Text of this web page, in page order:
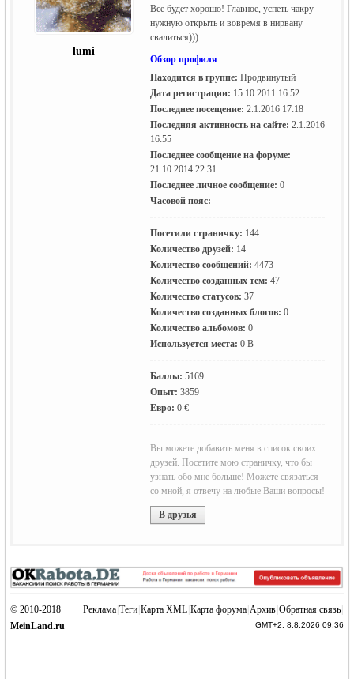
MEINLAND.
lumi
Все будет хорошо! Главное, успеть чакру
нужную открыть и вовремя в нирвану
свалиться)))
Обзор профиля
Находится в группе: Продвинутый
Дата регистрации: 15.10.2011 16:52
Последнее посещение: 2.1.2016 17:18
Последняя активность на сайте: 2.1.2016
16:55
Последнее сообщение на форуме:
21.10.2014 22:31
Последнее личное сообщение: 0
Часовой пояс:
Посетили страничку: 144
Количество друзей: 14
Количество сообщений: 4473
Количество созданных тем: 47
Количество статусов: 37
Количество созданных блогов: 0
Количество альбомов: 0
Используется места: 0 B
Баллы: 5169
Опыт: 3859
Евро: 0 €
Вы можете добавить меня в список своих
друзей. Посетите мою страничку, что бы
узнать обо мне больше! Можете связаться
со мной, я отвечу на любые Ваши вопросы!
В друзья
Реклама Теги Карта XML Карта форума Архив Обратная связь
GMT+2, 8.8.2026 09:36
© 2010-2018
MeinLand.ru